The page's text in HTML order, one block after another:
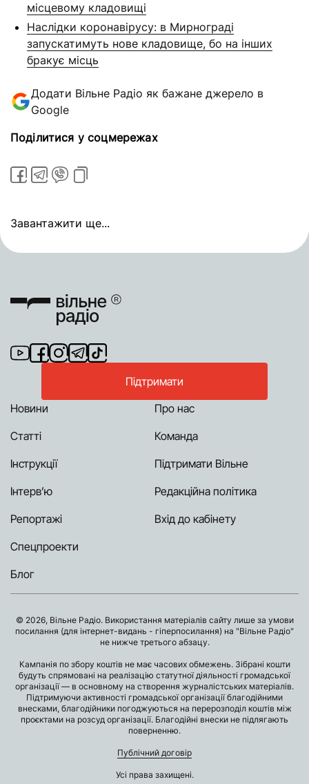
місцевому кладовищі
Наслідки коронавірусу: в Мирнограді
запускатимуть нове кладовище, бо на інших
бракує місць
Додати Вільне Радіо як бажане джерело в
Google
Поділитися у соцмережах
Завантажити ще...
Підтримати
Новини
Статті
Інструкції
Інтерв’ю
Репортажі
Спецпроекти
Блог
Про нас
Команда
Підтримати Вільне
Редакційна політика
Вхід до кабінету
© 2026, Вільне Радіо. Використання матеріалів сайту лише за умови
посилання (для інтернет-видань - гіперпосилання) на "Вільне Радіо"
не нижче третього абзацу.
Кампанія по збору коштів не має часових обмежень. Зібрані кошти
будуть спрямовані на реалізацію статутної діяльності громадської
організації — в основному на створення журналістських матеріалів.
Підтримуючи активності громадської організації благодійними
внесками, благодійники погоджуються на перерозподіл коштів між
проєктами на розсуд організації. Благодійні внески не підлягають
поверненню.
Публічний договір
Усі права захищені.